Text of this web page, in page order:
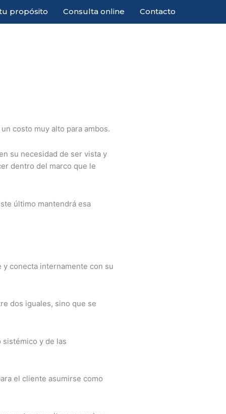
propósito Consulta online Contacto
costo muy alto para ambos.
su necesidad de ser vista y
dentro del marco que le
último mantendrá esa
y conecta internamente con su
dos iguales, sino que se
y de las
el cliente asumirse como